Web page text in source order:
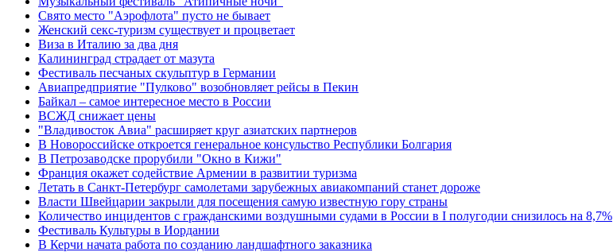
Свято место "Аэрофлота" пусто не бывает
Женский секс-туризм существует и процветает
Виза в Италию за два дня
Калининград страдает от мазута
Фестиваль песчаных скульптур в Германии
Авиапредприятие "Пулково" возобновляет рейсы в Пекин
Байкал – самое интересное место в России
ВСЖД снижает цены
"Владивосток Авиа" расширяет круг азиатских партнеров
В Новороссийске откроется генеральное консульство Республики Болгария
В Петрозаводске прорубили "Окно в Кижи"
Франция окажет содействие Армении в развитии туризма
Летать в Санкт-Петербург самолетами зарубежных авиакомпаний станет дороже
Власти Швейцарии закрыли для посещения самую известную гору страны
Количество инцидентов с гражданскими воздушными судами в России в I полугодии снизилось на 8,7%
Фестиваль Культуры в Иордании
В Керчи начата работа по созданию ландшафтного заказника